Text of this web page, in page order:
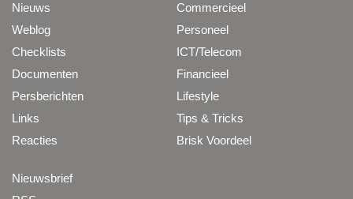
Nieuws
Weblog
Checklists
Documenten
Persberichten
Links
Reacties
Commercieel
Personeel
ICT/Telecom
Financieel
Lifestyle
Tips & Tricks
Brisk Voordeel
Nieuwsbrief